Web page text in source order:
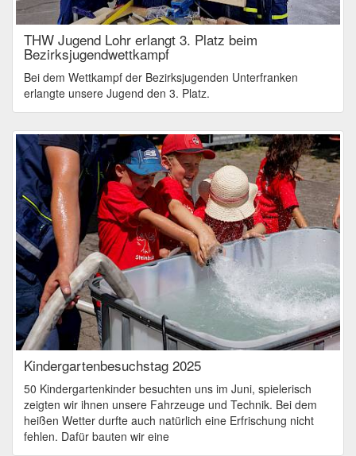
THW Jugend Lohr erlangt 3. Platz beim
Bezirksjugendwettkampf
Bei dem Wettkampf der Bezirksjugenden Unterfranken
erlangte unsere Jugend den 3. Platz.
Kindergartenbesuchstag 2025
50 Kindergartenkinder besuchten uns im Juni, spielerisch
zeigten wir ihnen unsere Fahrzeuge und Technik. Bei dem
heißen Wetter durfte auch natürlich eine Erfrischung nicht
fehlen. Dafür bauten wir eine